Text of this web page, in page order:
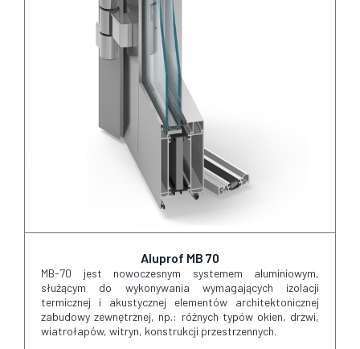
Aluprof MB 70
MB-70 jest nowoczesnym systemem aluminiowym,
służącym do wykonywania wymagających izolacji
termicznej i akustycznej elementów architektonicznej
zabudowy zewnętrznej, np.: różnych typów okien, drzwi,
wiatrołapów, witryn, konstrukcji przestrzennych.